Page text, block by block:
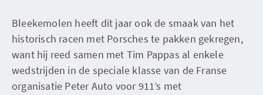
Bleekemolen heeft dit jaar ook de smaak van het
historisch racen met Porsches te pakken gekregen,
want hij reed samen met Tim Pappas al enkele
wedstrijden in de speciale klasse van de Franse
organisatie Peter Auto voor 911’s met